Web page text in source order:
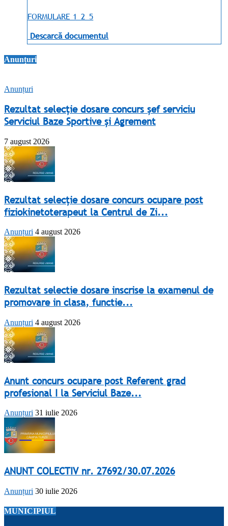
FORMULARE 1_2_5
Descarcă documentul
Anunțuri
Anunțuri
Rezultat selecție dosare concurs șef serviciu
Serviciul Baze Sportive și Agrement
7 august 2026
Rezultat selecție dosare concurs ocupare post
fiziokinetoterapeut la Centrul de Zi...
Anunțuri 4 august 2026
Rezultat selectie dosare inscrise la examenul de
promovare in clasa, functie...
Anunțuri 4 august 2026
Anunt concurs ocupare post Referent grad
profesional I la Serviciul Baze...
Anunțuri 31 iulie 2026
ANUNT COLECTIV nr. 27692/30.07.2026
Anunțuri 30 iulie 2026
MUNICIPIUL